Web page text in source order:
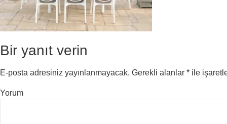
Bir yanıt verin
E-posta adresiniz yayınlanmayacak. Gerekli alanlar * ile
Yorum